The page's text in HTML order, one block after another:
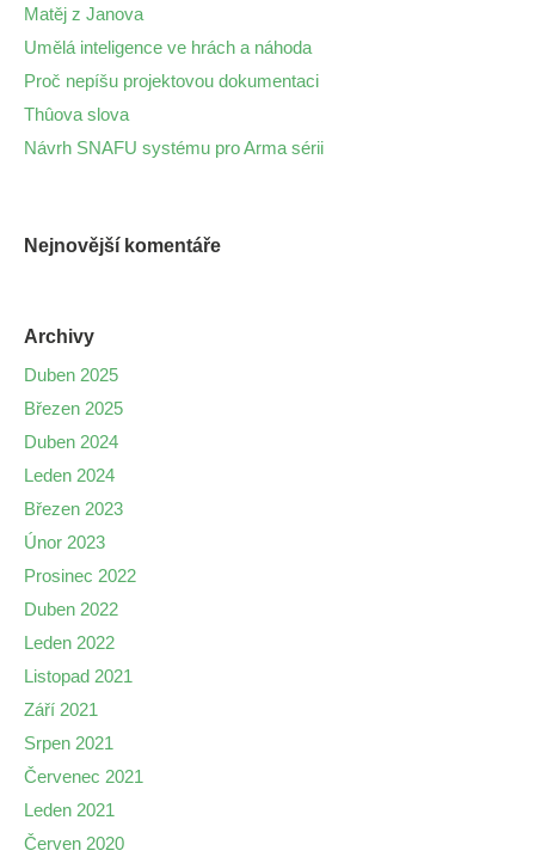
Matěj z Janova
Umělá inteligence ve hrách a náhoda
Proč nepíšu projektovou dokumentaci
Thûova slova
Návrh SNAFU systému pro Arma sérii
Nejnovější komentáře
Archivy
Duben 2025
Březen 2025
Duben 2024
Leden 2024
Březen 2023
Únor 2023
Prosinec 2022
Duben 2022
Leden 2022
Listopad 2021
Září 2021
Srpen 2021
Červenec 2021
Leden 2021
Červen 2020